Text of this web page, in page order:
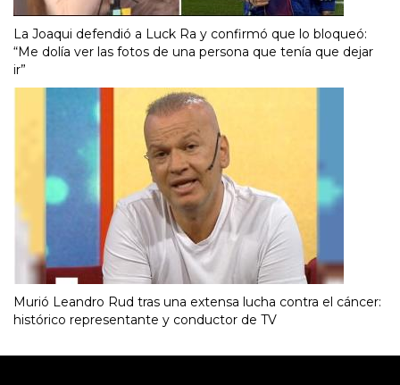
La Joaqui defendió a Luck Ra y confirmó que lo bloqueó:
“Me dolía ver las fotos de una persona que tenía que dejar
ir”
Murió Leandro Rud tras una extensa lucha contra el cáncer:
histórico representante y conductor de TV